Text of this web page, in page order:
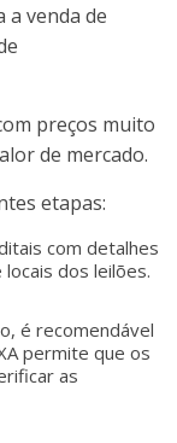
a venda de
preços muito
de mercado.
etapas:
com detalhes
dos leilões.
é recomendável
permite que os
as